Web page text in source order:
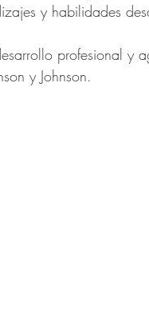
y habilidades
profesional y
y Johnson.